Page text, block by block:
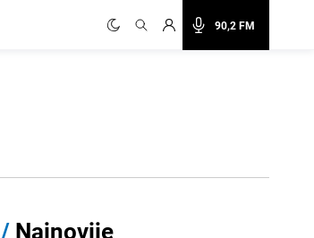
90,2 FM
/ Najnovije